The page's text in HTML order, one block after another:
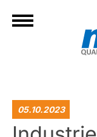
05.10.2023